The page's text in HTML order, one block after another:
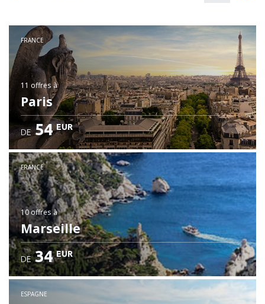
FRANCE
11 offresà
Paris
DE 54 EUR
FRANCE
10 offres à
Marseille
DE 34 EUR
ESPAGNE